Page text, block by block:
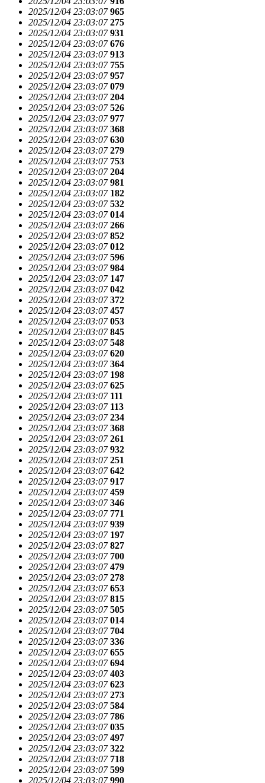
2025/12/04 23:03:07 965
2025/12/04 23:03:07 275
2025/12/04 23:03:07 931
2025/12/04 23:03:07 676
2025/12/04 23:03:07 913
2025/12/04 23:03:07 755
2025/12/04 23:03:07 957
2025/12/04 23:03:07 079
2025/12/04 23:03:07 204
2025/12/04 23:03:07 526
2025/12/04 23:03:07 977
2025/12/04 23:03:07 368
2025/12/04 23:03:07 630
2025/12/04 23:03:07 279
2025/12/04 23:03:07 753
2025/12/04 23:03:07 204
2025/12/04 23:03:07 981
2025/12/04 23:03:07 182
2025/12/04 23:03:07 532
2025/12/04 23:03:07 014
2025/12/04 23:03:07 266
2025/12/04 23:03:07 852
2025/12/04 23:03:07 012
2025/12/04 23:03:07 596
2025/12/04 23:03:07 984
2025/12/04 23:03:07 147
2025/12/04 23:03:07 042
2025/12/04 23:03:07 372
2025/12/04 23:03:07 457
2025/12/04 23:03:07 053
2025/12/04 23:03:07 845
2025/12/04 23:03:07 548
2025/12/04 23:03:07 620
2025/12/04 23:03:07 364
2025/12/04 23:03:07 198
2025/12/04 23:03:07 625
2025/12/04 23:03:07 111
2025/12/04 23:03:07 113
2025/12/04 23:03:07 234
2025/12/04 23:03:07 368
2025/12/04 23:03:07 261
2025/12/04 23:03:07 932
2025/12/04 23:03:07 251
2025/12/04 23:03:07 642
2025/12/04 23:03:07 917
2025/12/04 23:03:07 459
2025/12/04 23:03:07 346
2025/12/04 23:03:07 771
2025/12/04 23:03:07 939
2025/12/04 23:03:07 197
2025/12/04 23:03:07 827
2025/12/04 23:03:07 700
2025/12/04 23:03:07 479
2025/12/04 23:03:07 278
2025/12/04 23:03:07 653
2025/12/04 23:03:07 815
2025/12/04 23:03:07 505
2025/12/04 23:03:07 014
2025/12/04 23:03:07 704
2025/12/04 23:03:07 336
2025/12/04 23:03:07 655
2025/12/04 23:03:07 694
2025/12/04 23:03:07 403
2025/12/04 23:03:07 623
2025/12/04 23:03:07 273
2025/12/04 23:03:07 584
2025/12/04 23:03:07 786
2025/12/04 23:03:07 035
2025/12/04 23:03:07 497
2025/12/04 23:03:07 322
2025/12/04 23:03:07 718
2025/12/04 23:03:07 599
2025/12/04 23:03:07 990